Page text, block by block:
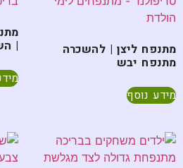
מתנפח ליצן | להשכרה
מתנפח יבש
מידע נוסף
|